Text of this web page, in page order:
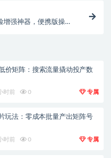
增强神器，便携版操作
价矩阵：搜索流量撬动投产数
时前 0 专属
玩法：零成本批量产出矩阵号
时前 0 专属